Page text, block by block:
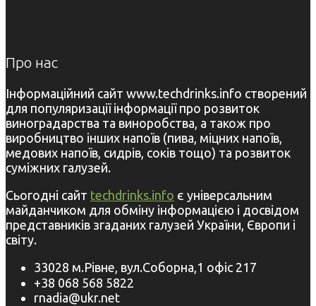
Про нас
Інформаційний сайт www.techdrinks.info створений
для популяризації інформації про розвиток
виноградарства та виноробства, а також про
виробництво інших напоїв (пива, міцних напоїв,
медових напоїв, сидрів, соків тощо) та розвиток
суміжних галузей.
Сьогодні сайт techdrinks.info є універсальним
майданчиком для обміну інформацією і досвідом
представників згаданих галузей України, Європи і
світу.
33028 м.Рівне, вул.Соборна,1 офіс 217
+38 068 568 5822
rnadia@ukr.net